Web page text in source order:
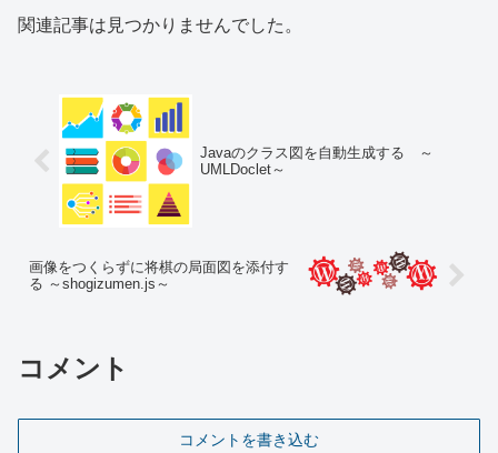
関連記事は見つかりませんでした。
Javaのクラス図を自動生成する ～
UMLDoclet～
画像をつくらずに将棋の局面図を添付す
る ～shogizumen.js～
コメント
コメントを書き込む